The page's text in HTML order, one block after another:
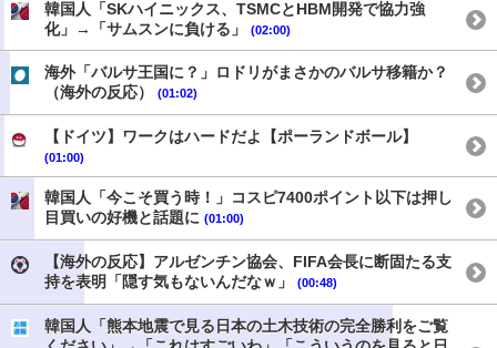
韓国人「SKハイニックス、TSMCとHBM開発で協力強
化」→「サムスンに負ける」
(02:00)
海外「バルサ王国に？」ロドリがまさかのバルサ移籍か？
（海外の反応）
(01:02)
【ドイツ】ワークはハードだよ【ポーランドボール】
(01:00)
韓国人「今こそ買う時！」コスピ7400ポイント以下は押し
目買いの好機と話題に (01:00)
【海外の反応】アルゼンチン協会、FIFA会長に断固たる支
持を表明「隠す気もないんだなｗ」
(00:48)
韓国人「熊本地震で見る日本の土木技術の完全勝利をご覧